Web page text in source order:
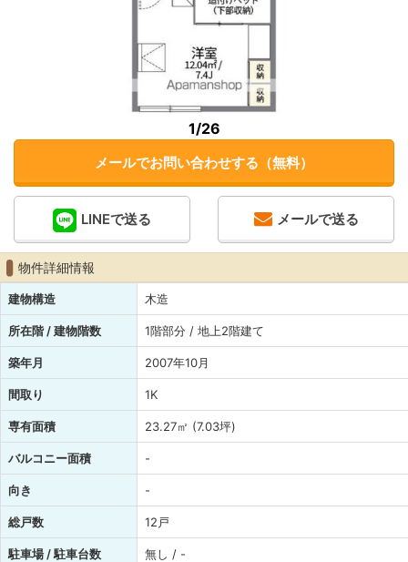
1/26
メールでお問い合わせする（無料）
LINEで送る メールで送る
物件詳細情報
建物構造 木造
所在階 / 建物階数 1階部分 / 地上2階建て
築年月 2007年10月
間取り 1K
専有面積 23.27㎡ (7.03坪)
バルコニー面積 -
向き -
総戸数 12戸
駐車場 / 駐車台数 無し / -